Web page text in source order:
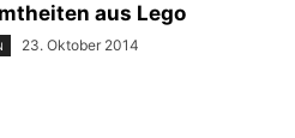
aus Lego
23. Oktober 2014